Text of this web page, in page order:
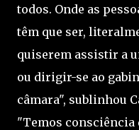
todos. Onde as
têm que ser,
quiserem assistir a
ou dirigir-se ao
câmara", sublinhou
"Temos consciência